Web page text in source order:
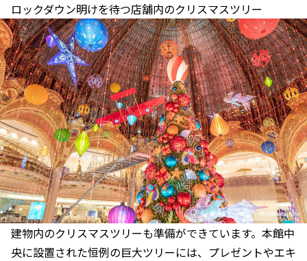
ロックダウン明けを待つ店舗内のクリスマスツリー
建物内のクリスマスツリーも準備ができています。本館中
央に設置された恒例の巨大ツリーには、プレゼントやエキ